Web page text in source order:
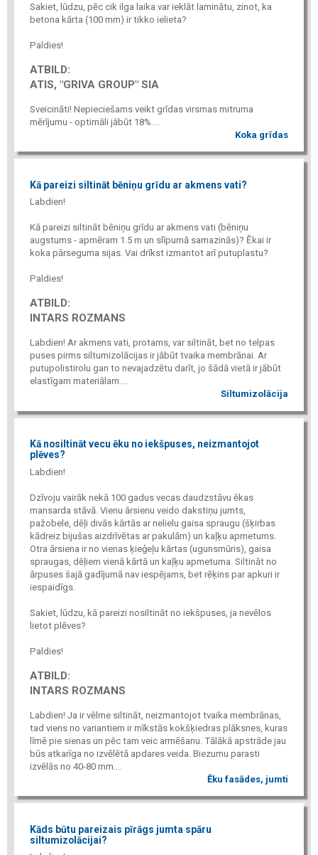
Sakiet, lūdzu, pēc cik ilga laika var ieklāt laminātu, zinot, ka
betona kārta (100 mm) ir tikko ielieta?
Paldies!
ATBILD:
ATIS, "GRIVA GROUP" SIA
Sveicināti! Nepieciešams veikt grīdas virsmas mitruma
mērījumu - optimāli jābūt 18%....
Koka grīdas
Kā pareizi siltināt bēniņu grīdu ar akmens vati?
Labdien!
Kā pareizi siltināt bēniņu grīdu ar akmens vati (bēniņu
augstums - apmēram 1.5 m un slīpumā samazinās)? Ēkai ir
koka pārseguma sijas. Vai drīkst izmantot arī putuplastu?
Paldies!
ATBILD:
INTARS ROZMANS
Labdien! Ar akmens vati, protams, var siltināt, bet no telpas
puses pirms siltumizolācijas ir jābūt tvaika membrānai. Ar
putupolistirolu gan to nevajadzētu darīt, jo šādā vietā ir jābūt
elastīgam materiālam....
Siltumizolācija
Kā nosiltināt vecu ēku no iekšpuses, neizmantojot
plēves?
Labdien!
Dzīvoju vairāk nekā 100 gadus vecas daudzstāvu ēkas
mansarda stāvā. Vienu ārsienu veido dakstiņu jumts,
pažobele, dēļi divās kārtās ar nelielu gaisa spraugu (šķirbas
kādreiz bijušas aizdrīvētas ar pakulām) un kaļķu apmetums.
Otra ārsiena ir no vienas ķieģeļu kārtas (ugunsmūris), gaisa
spraugas, dēļiem vienā kārtā un kaļķu apmetuma. Siltināt no
ārpuses šajā gadījumā nav iespējams, bet rēķins par apkuri ir
iespaidīgs.
Sakiet, lūdzu, kā pareizi nosiltināt no iekšpuses, ja nevēlos
lietot plēves?
Paldies!
ATBILD:
INTARS ROZMANS
Labdien! Ja ir vēlme siltināt, neizmantojot tvaika membrānas,
tad viens no variantiem ir mīkstās kokšķiedras plāksnes, kuras
līmē pie sienas un pēc tam veic armēšanu. Tālākā apstrāde jau
būs atkarīga no izvēlētā apdares veida. Biezumu parasti
izvēlās no 40-80 mm....
Ēku fasādes, jumti
Kāds būtu pareizais pīrāgs jumta spāru
siltumizolācijai?